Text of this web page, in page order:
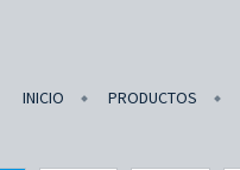
INICIO PRODUCTOS